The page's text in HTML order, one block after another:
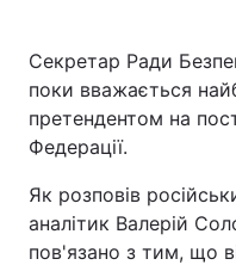
Головна
Україна
Економіка
Спорт
Секретар Ради
поки вважається
претендентом на
Федерації.
Як розповів
аналітик Валерій
пов'язано з тим, що